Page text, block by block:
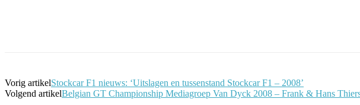
Vorig artikelStockcar F1 nieuws: ‘Uitslagen en tussenstand Stockcar F1 – 2008’
Volgend artikelBelgian GT Championship Mediagroep Van Dyck 2008 – Frank & Hans